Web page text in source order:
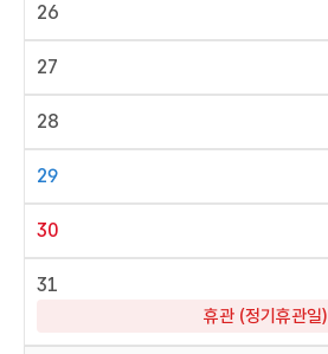
26
27
28
29
30
31
휴관 (정기휴관일)